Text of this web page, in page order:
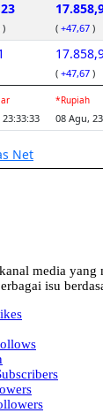
media
isu